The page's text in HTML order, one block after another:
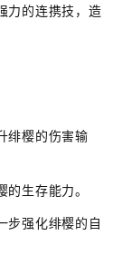
力的连携技，造
绯樱的伤害输
生存能力。
步强化绯樱的自